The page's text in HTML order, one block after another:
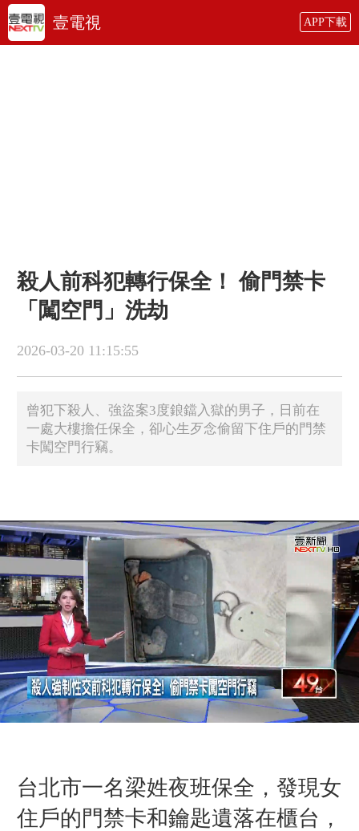
壹電視 APP下載
殺人前科犯轉行保全！ 偷門禁卡
「闖空門」洗劫
2026-03-20 11:15:55
曾犯下殺人、強盜案3度鋃鐺入獄的男子，日前在
一處大樓擔任保全，卻心生歹念偷留下住戶的門禁
卡闖空門行竊。
台北市一名梁姓夜班保全，發現女
住戶的門禁卡和鑰匙遺落在櫃台，